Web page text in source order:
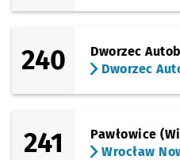
240
Dworzec
Dworzec
241
Pawłowice
Wrocław